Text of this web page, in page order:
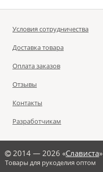
Условия сотрудничества
Доставка товара
Оплата заказов
Отзывы
Контакты
Разработчикам
©2014 — 2026 «Слависта»
Товары для рукоделия оптом